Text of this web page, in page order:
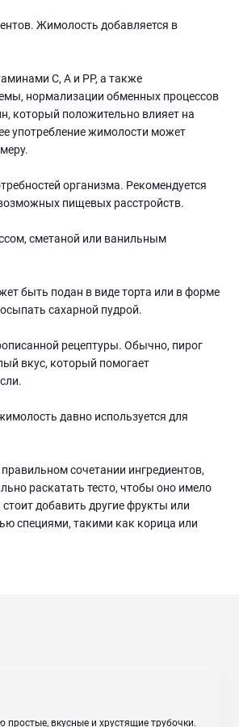
Жимолость добавляется в
С, А и РР, а также
нормализации обменных процессов
который положительно влияет на
употребление жимолости может
организма. Рекомендуется
пищевых расстройств.
сметаной или ванильным
быть подан в виде торта или в форме
сахарной пудрой.
рецептуры. Обычно, пирог
вкус, который помогает
давно используется для
сочетании ингредиентов,
раскатать тесто, чтобы оно имело
добавить другие фрукты или
специями, такими как корица или
вкусные и хрустящие трубочки.